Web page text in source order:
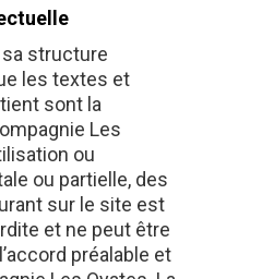
structure
les textes et
sont la
Les
ou
ou partielle, des
sur le site est
et ne peut être
préalable et